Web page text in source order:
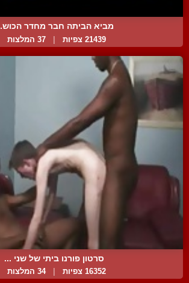
מביא הביתה חבר מחדר
21439 צפיות | 37 המלצות
סרטון פורנו ביתי של שני ...
16352 צפיות 34 המלצות